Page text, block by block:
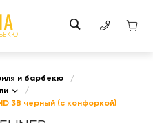
и барбекю
/
/
3B черный (с конфоркой)